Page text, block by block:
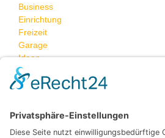
Business
Einrichtung
Freizeit
Garage
Ideen
Neueste Beiträge
Was passiert, wenn Feuchtigkeit
angreift – und wie Sie das stoppen